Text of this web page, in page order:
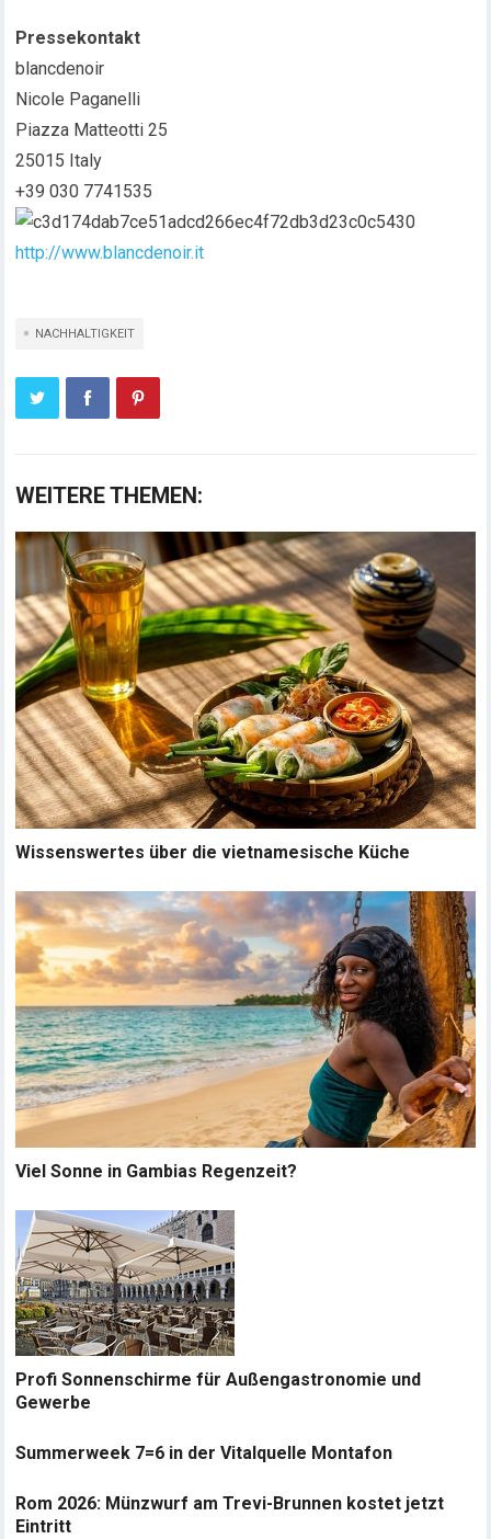
Pressekontakt
blancdenoir
Nicole Paganelli
Piazza Matteotti 25
25015 Italy
+39 030 7741535
http://www.blancdenoir.it
NACHHALTIGKEIT
WEITERE THEMEN:
Wissenswertes über die vietnamesische Küche
Viel Sonne in Gambias Regenzeit?
Profi Sonnenschirme für Außengastronomie und
Gewerbe
Summerweek 7=6 in der Vitalquelle Montafon
Rom 2026: Münzwurf am Trevi-Brunnen kostet jetzt
Eintritt